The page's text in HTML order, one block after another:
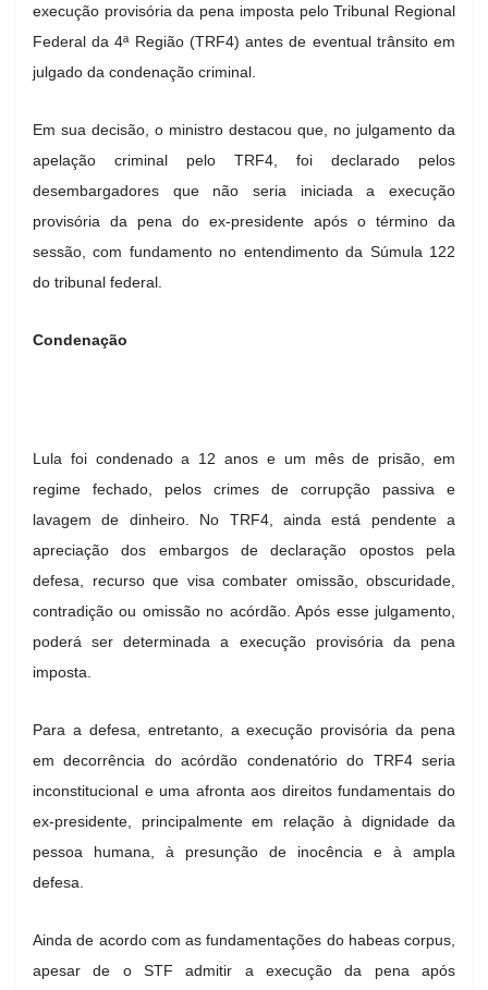
execução provisória da pena imposta pelo Tribunal Regional
Federal da 4ª Região (TRF4) antes de eventual trânsito em
julgado da condenação criminal.
Em sua decisão, o ministro destacou que, no julgamento da
apelação criminal pelo TRF4, foi declarado pelos
desembargadores que não seria iniciada a execução
provisória da pena do ex-presidente após o término da
sessão, com fundamento no entendimento da Súmula 122
do tribunal federal.
Condenação
Lula foi condenado a 12 anos e um mês de prisão, em
regime fechado, pelos crimes de corrupção passiva e
lavagem de dinheiro. No TRF4, ainda está pendente a
apreciação dos embargos de declaração opostos pela
defesa, recurso que visa combater omissão, obscuridade,
contradição ou omissão no acórdão. Após esse julgamento,
poderá ser determinada a execução provisória da pena
imposta.
Para a defesa, entretanto, a execução provisória da pena
em decorrência do acórdão condenatório do TRF4 seria
inconstitucional e uma afronta aos direitos fundamentais do
ex-presidente, principalmente em relação à dignidade da
pessoa humana, à presunção de inocência e à ampla
defesa.
Ainda de acordo com as fundamentações do habeas corpus,
apesar de o STF admitir a execução da pena após